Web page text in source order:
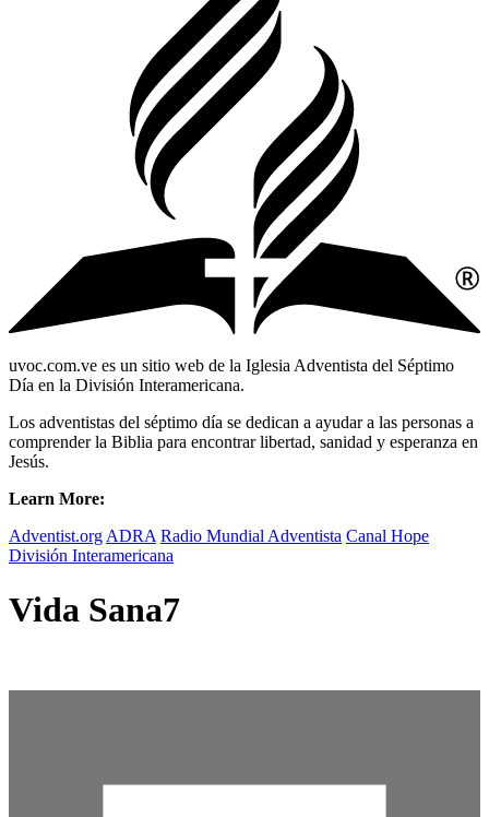
uvoc.com.ve es un sitio web de la Iglesia Adventista del Séptimo
Día en la División Interamericana.
Los adventistas del séptimo día se dedican a ayudar a las personas a
comprender la Biblia para encontrar libertad, sanidad y esperanza en
Jesús.
Learn More:
Adventist.org ADRA Radio Mundial Adventista Canal Hope
División Interamericana
Vida Sana7